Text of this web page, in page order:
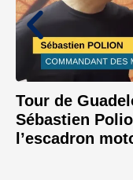
Tour de
Sébastien
l’escadron